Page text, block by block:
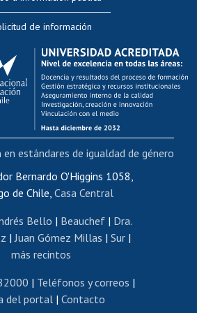
Evaluación docente
académica
al AUCAI
Funcionarias/os
internos de capacitación
Bienestar del personal
de movilidad interna
Certificado de renta
de renta honorarios
Editar páginas blancas
Extranjeras/os
y reconocimiento de títulos
de Movilidad Estudiantil
de información
Bernardo O'Higgins 1058,
de Chile,Casa Central
Bello | Beauchef| Dra.
|Juan Gómez Millas | Sur |
más recintos
| Teléfonos y correos |
del portal| Contacto
estándares de igualdad de género